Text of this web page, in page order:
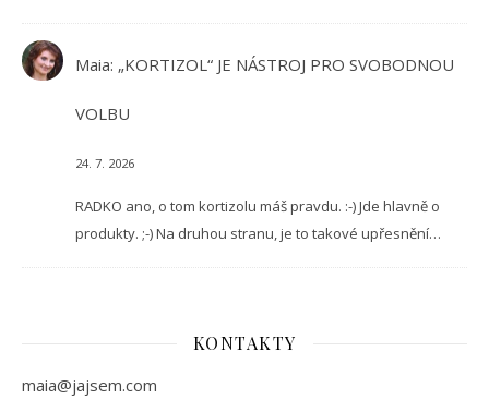
Maia: „KORTIZOL“ JE NÁSTROJ PRO SVOBODNOU
VOLBU
24. 7. 2026
RADKO ano, o tom kortizolu máš pravdu. :-) Jde hlavně o
produkty. ;-) Na druhou stranu, je to takové upřesnění…
KONTAKTY
maia@jajsem.com